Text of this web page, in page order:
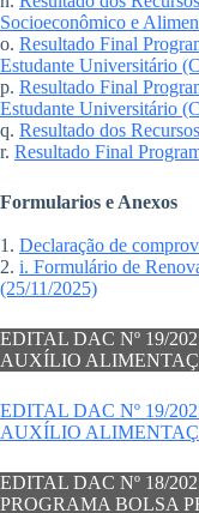
Socioeconômico e
o. Resultado Final
Estudante Universitário
p. Resultado Final
Estudante Universitário
q. Resultado dos
r. Resultado Final
Formularios e Anexos
1. Declaração de
2. i. Formulário de
(25/11/2025)
EDITAL DAC Nº 19/
AUXÍLIO
EDITAL DAC Nº 19/
AUXÍLIO
EDITAL DAC Nº 18/
PROGRAMA BOLSA